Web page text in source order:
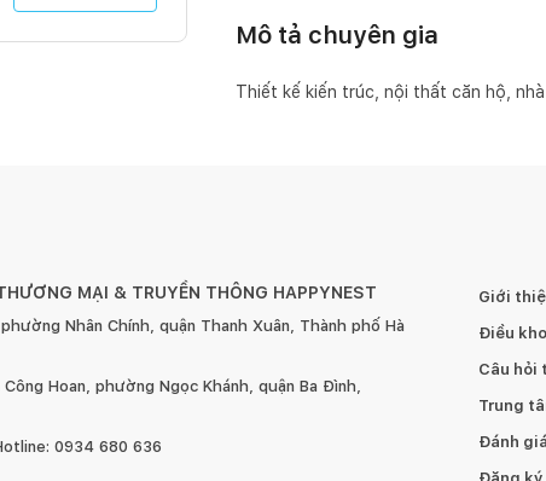
Mô tả chuyên gia
Thiết kế kiến trúc, nội thất căn hộ,
MẠI & TRUYỀN THÔNG HAPPYNEST
Nhân Chính, quận Thanh Xuân, Thành phố Hà
Công Hoan, phường Ngọc Khánh, quận Ba Đình,
0934 680 636
Giới
Điều
Câu hỏi
Trung
Đánh giá